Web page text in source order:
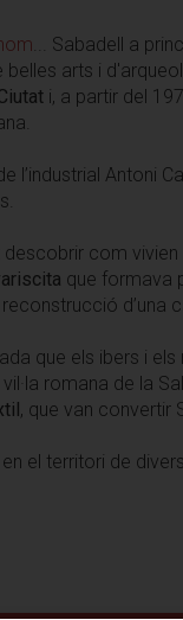
... Sabadell a
arts i
i, a partir del
l’industrial Antoni
com
que formava
d’una
que els ibers i
romana de la
, que van convertir
el territori de